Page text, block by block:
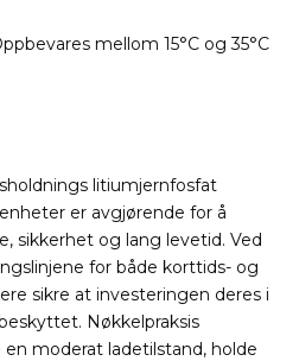
mellom 15°C og 35°C
litiumjernfosfat
er avgjørende for å
sikkerhet og lang levetid. Ved
for både korttids- og
sikre at investeringen deres i
Nøkkelpraksis
moderat ladetilstand, holde